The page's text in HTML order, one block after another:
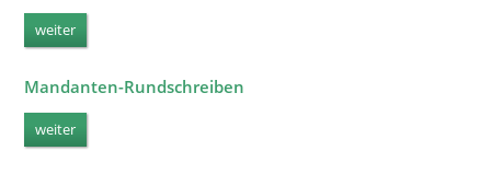
weiter
Mandanten-Rundschreiben
weiter